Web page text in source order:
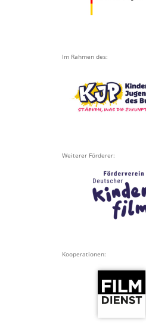
Im Rahmen des:
Weiterer Förderer:
Kooperationen: